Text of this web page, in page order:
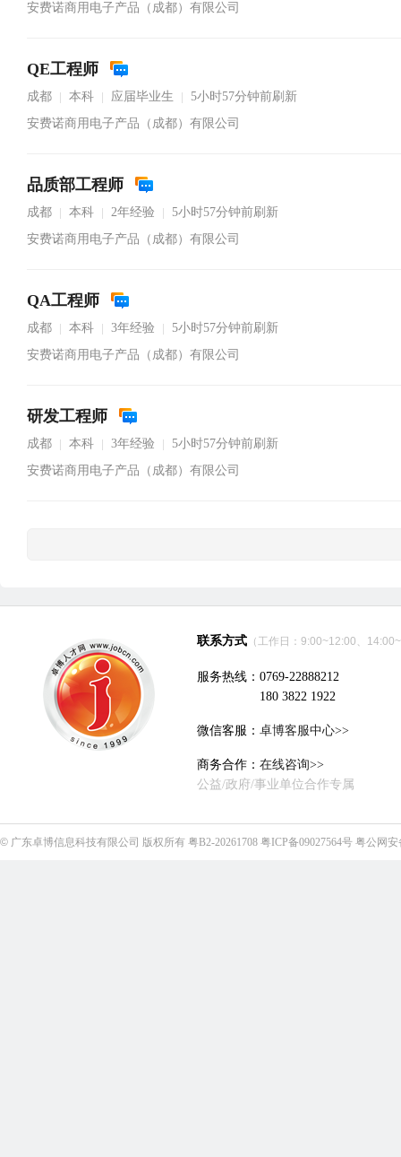
安费诺商用电子产品（成都）有限公司
QE工程师
成都 本科 应届毕业生
5小时57分钟前刷新
安费诺商用电子产品（成都）有限公司
品质部工程师
成都 本科 2年经验
5小时57分钟前刷新
安费诺商用电子产品（成都）有限公司
QA工程师
成都 本科 3年经验
5小时57分钟前刷新
安费诺商用电子产品（成都）有限公司
研发工程师
成都 本科 3年经验
5小时57分钟前刷新
安费诺商用电子产品（成都）有限公司
联系方式 （工作日：9:00~12:00、
服务热线：0769-22888212
180 3822 1922
微信客服： 卓博客服中心>>
商务合作： 在线咨询>>
公益/政府/事业单位合作专属
© 广东卓博信息科技有限公司 版权所有 粤B2-20261708 粤ICP备09027564号 粤公网安